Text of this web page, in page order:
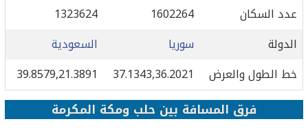
عدد السكان
1602264
1323624
الدولة
سوريا
السعودية
خط الطول والعرض
37.1343,36.2021
39.8579,21.3891
فرق المسافة بين حلب ومكة المكرمة